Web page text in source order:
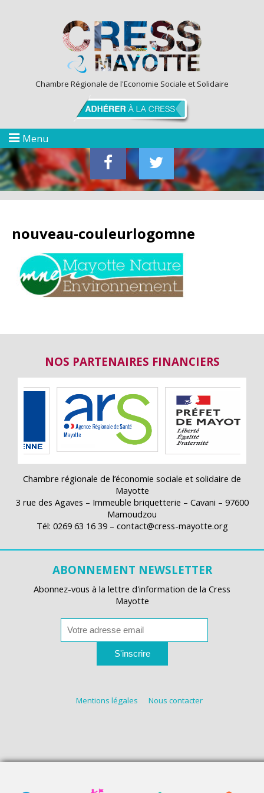
Chambre Régionale de l'Economie Sociale et Solidaire
Menu
nouveau-couleurlogomne
NOS PARTENAIRES FINANCIERS
Chambre régionale de l’économie sociale et solidaire de
Mayotte
3 rue des Agaves – Immeuble briquetterie – Cavani – 97600
Mamoudzou
Tél: 0269 63 16 39 – contact@cress-mayotte.org
ABONNEMENT NEWSLETTER
Abonnez-vous à la lettre d'information de la Cress
Mayotte
S'inscrire
Mentions légales Nous contacter